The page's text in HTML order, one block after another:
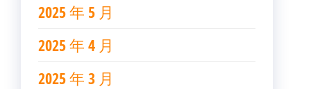
2025 年 5 月
2025 年 4 月
2025 年 3 月